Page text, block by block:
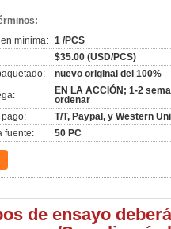
mínima: 1 /PCS
$35.00 (USD/PCS)
nuevo original del 100%
EN LA ACCIÓN; 1-2
ordenar
T/T, Paypal, y Western
fuente:
50 PC
de ensayo